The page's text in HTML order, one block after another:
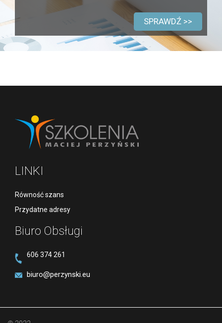
SPRAWDŹ >>
LINKI
Równość szans
Przydatne adresy
Biuro Obsługi
606 374 261
biuro@perzynski.eu